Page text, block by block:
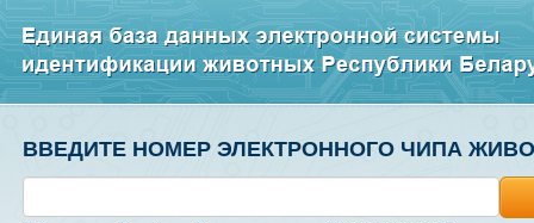
ВВЕДИТЕ НОМЕР ЭЛЕКТРОННОГО ЧИПА